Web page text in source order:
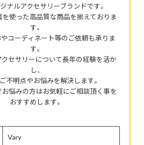
ナルアクセサリーブランドです。
使った高品質な商品を揃えておりま
す。
やコーディネート等のご依頼も承りま
す。
セサリーについて長年の経験を活か
し、
不明点やお悩みを解決します。
悩みの方はお気軽にご相談頂く事を
おすすめします。
Vary